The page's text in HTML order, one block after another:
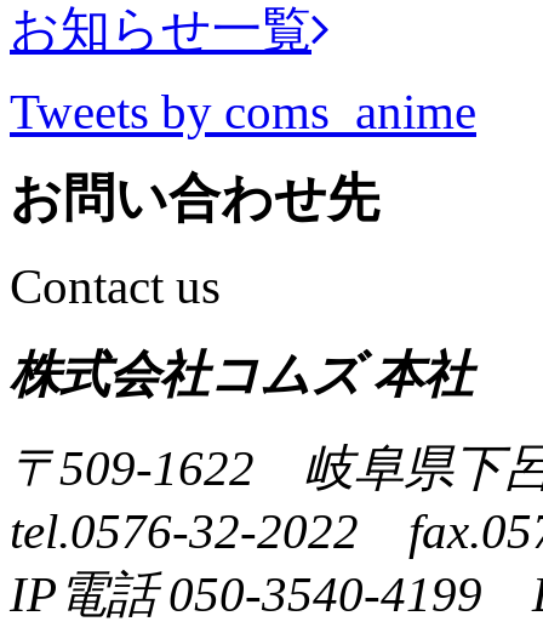
お知らせ一覧
Tweets by coms_anime
お問い合わせ先
Contact us
株式会社コムズ 本社
〒509-1622 岐阜県下
tel.0576-32-2022
IP電話 050-3540-4199